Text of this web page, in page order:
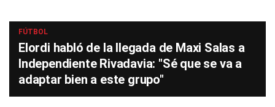
FÚTBOL
Elordi habló de la llegada de Maxi Salas a
Independiente Rivadavia: "Sé que se va a
adaptar bien a este grupo"